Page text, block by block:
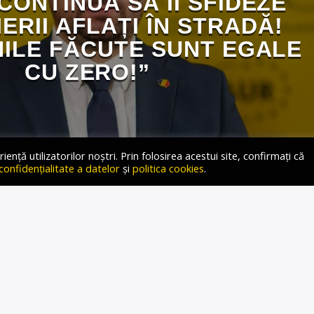
AFLAȚI ÎN STRADĂ!
FĂCUTE SUNT EGALE
CU ZERO!”
utilizatorilor noștri. Prin folosirea acestui site, confirmați că
a datelorși politica cookies.